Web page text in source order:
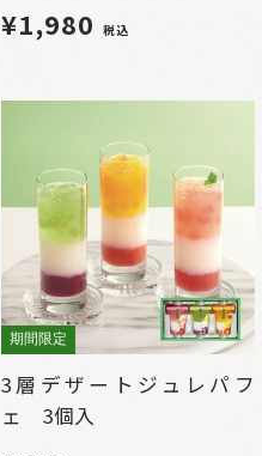
¥1,980 税込
期間限定
3層デザートジュレパフ
ェ 3個入